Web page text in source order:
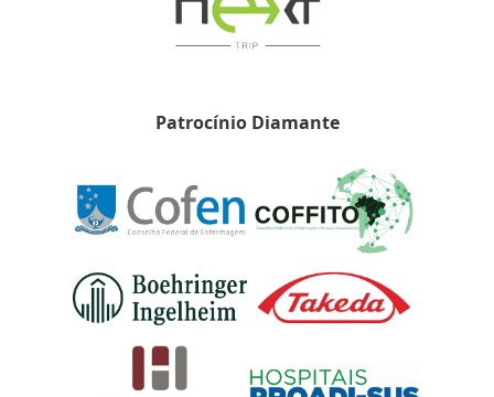
Patrocínio Diamante